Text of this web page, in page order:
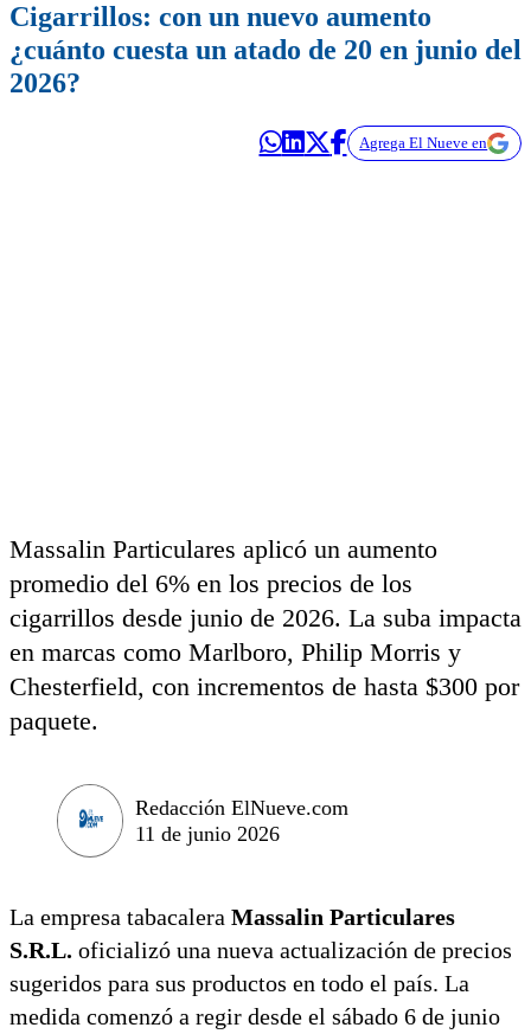
Cigarrillos: con un nuevo aumento
¿cuánto cuesta un atado de 20 en junio del
2026?
Agrega El Nueve en
Massalin Particulares aplicó un aumento
promedio del 6% en los precios de los
cigarrillos desde junio de 2026. La suba impacta
en marcas como Marlboro, Philip Morris y
Chesterfield, con incrementos de hasta $300 por
paquete.
Redacción ElNueve.com
11 de junio 2026
La empresa tabacalera Massalin Particulares
S.R.L. oficializó una nueva actualización de precios
sugeridos para sus productos en todo el país. La
medida comenzó a regir desde el sábado 6 de junio